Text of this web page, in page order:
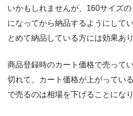
いかもしれませんが、160サイズ
になってから納品するようにして
とめて納品している方には効果あり
商品登録時のカート価格で売って
切れて、カート価格が上がってい
で売るのは相場を下げることになり